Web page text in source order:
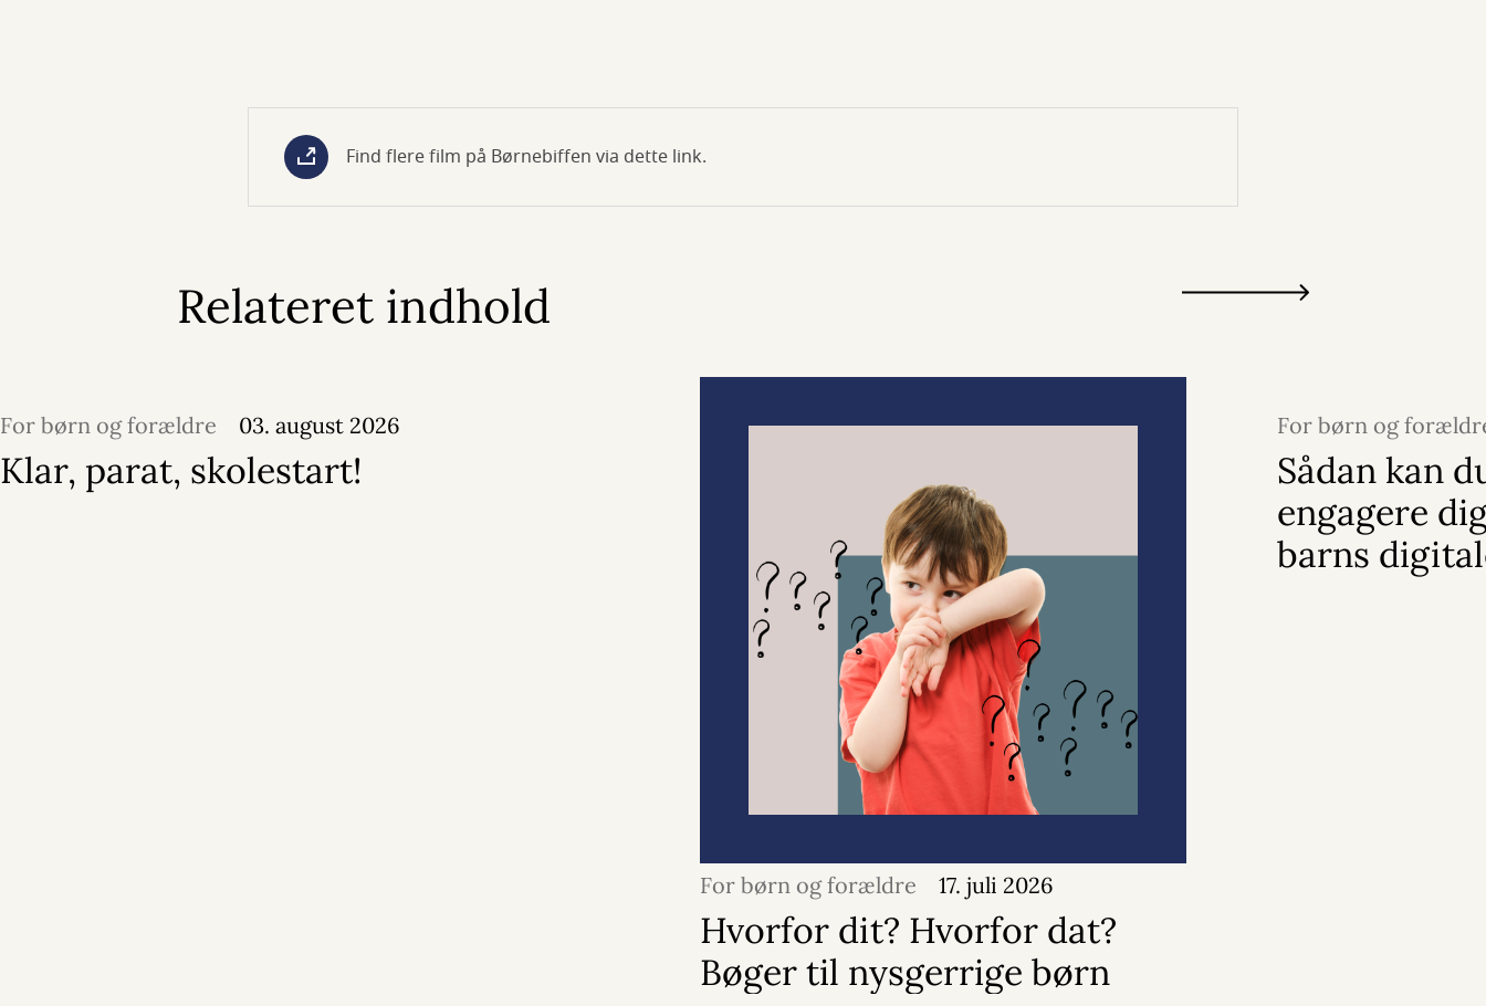
Find flere film på Børnebiffen via dette link.
Relateret indhold
For børn og forældre 03. august 2026
Klar, parat, skolestart!
For børn og forældre 17. juli 2026
Hvorfor dit? Hvorfor dat?
Bøger til nysgerrige børn
For børn og
2026
Sådan kan
engagere
barns